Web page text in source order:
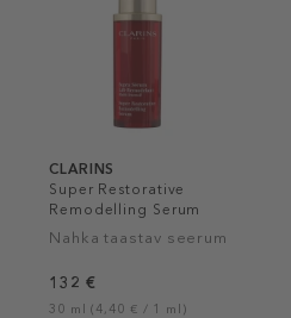
CLARINS
Super Restorative
Remodelling Serum
Nahka taastav seerum
132 €
30 ml (4,40 € / 1 ml)